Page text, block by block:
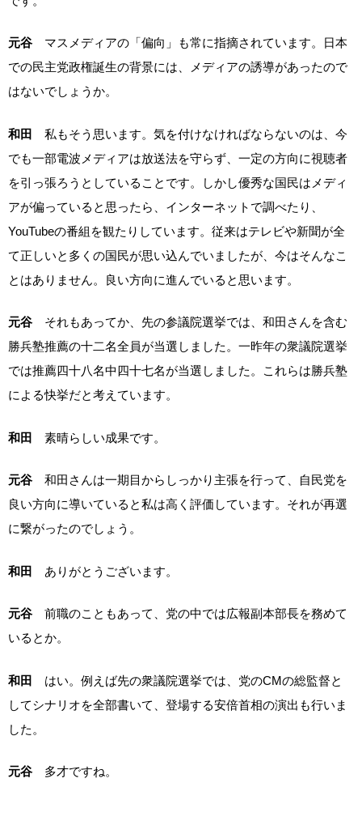
元谷 マスメディアの「偏向」も常に指摘されています。日本
での民主党政権誕生の背景には、メディアの誘導があったので
はないでしょうか。
和田 私もそう思います。気を付けなければならないのは、今
でも一部電波メディアは放送法を守らず、一定の方向に視聴者
を引っ張ろうとしていることです。しかし優秀な国民はメディ
アが偏っていると思ったら、インターネットで調べたり、
YouTubeの番組を観たりしています。従来はテレビや新聞が全
て正しいと多くの国民が思い込んでいましたが、今はそんなこ
とはありません。良い方向に進んでいると思います。
元谷 それもあってか、先の参議院選挙では、和田さんを含む
勝兵塾推薦の十二名全員が当選しました。一昨年の衆議院選挙
では推薦四十八名中四十七名が当選しました。これらは勝兵塾
による快挙だと考えています。
和田 素晴らしい成果です。
元谷 和田さんは一期目からしっかり主張を行って、自民党を
良い方向に導いていると私は高く評価しています。それが再選
に繋がったのでしょう。
和田 ありがとうございます。
元谷 前職のこともあって、党の中では広報副本部長を務めて
いるとか。
和田 はい。例えば先の衆議院選挙では、党のCMの総監督と
してシナリオを全部書いて、登場する安倍首相の演出も行いま
した。
元谷 多才ですね。